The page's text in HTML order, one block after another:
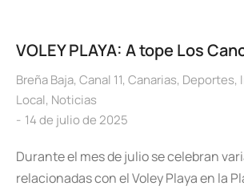
VOLEY PLAYA: A tope Los
Breña Baja, Canal 11, Canarias, Deportes,
Local, Noticias
14 de julio de 2025
Durante el mes de julio se celebran
relacionadas con el Voley Playa en la